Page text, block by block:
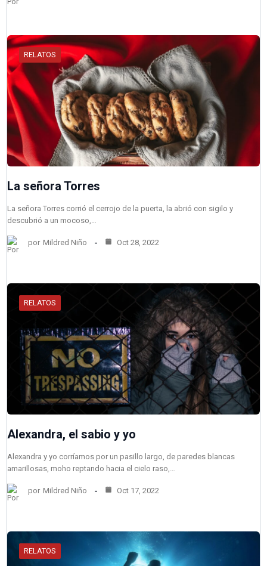
RELATOS
La señora Torres
La señora Torres corrió el cerrojo de la puerta, la abrió con sigilo y
descubrió a un mocoso,…
por Mildred Niño Oct 28, 2022
RELATOS
Alexandra, el sabio y yo
Alexandra y yo corríamos por un pasillo largo, de paredes blancas
amarillosas, moho reptando hacia el cielo raso,…
por Mildred Niño Oct 17, 2022
RELATOS